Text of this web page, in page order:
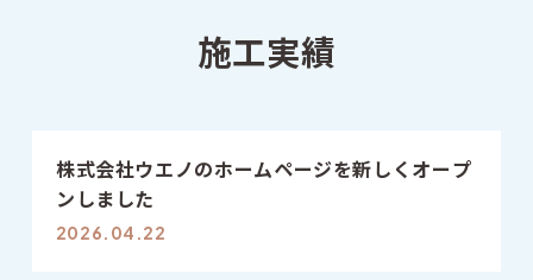
施工実績
株式会社ウエノのホームページを新しくオープ
ンしました
2026.04.22